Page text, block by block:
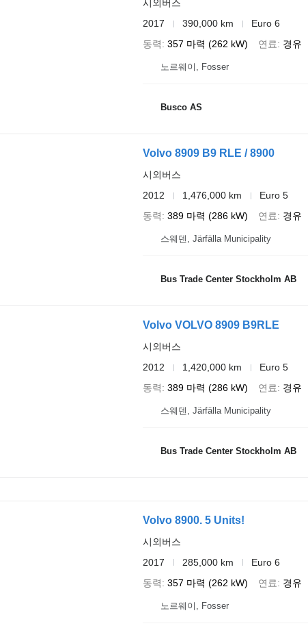
시외버스
2017
390,000 km
Euro 6
동력
357 마력 (262 kW) 연료 경유
노르웨이, Fosser
Busco AS
Volvo 8909 B9 RLE / 8900
시외버스
2012
1,476,000 km
Euro 5
동력
389 마력 (286 kW) 연료 경유
스웨덴, Järfälla Municipality
Bus Trade Center Stockholm AB
Volvo VOLVO 8909 B9RLE
시외버스
2012
1,420,000 km
Euro 5
동력
389 마력 (286 kW) 연료 경유
스웨덴, Järfälla Municipality
Bus Trade Center Stockholm AB
Volvo 8900. 5 Units!
시외버스
2017
285,000 km
Euro 6
동력
357 마력 (262 kW) 연료 경유
노르웨이, Fosser